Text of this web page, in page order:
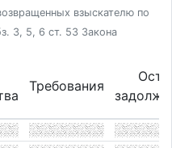
взыскателю по
3, 5, 6 ст. 53 Закона
Требования